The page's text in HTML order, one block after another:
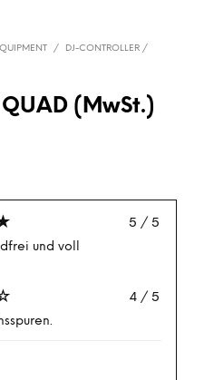
/
DJ-CONTROLLER /
QUAD (MwSt.)
5 / 5
und voll
4 / 5